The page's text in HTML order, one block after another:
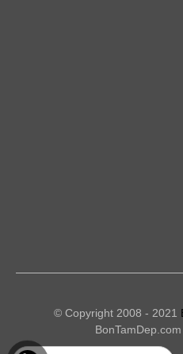
© Copyright 2008 - 2021